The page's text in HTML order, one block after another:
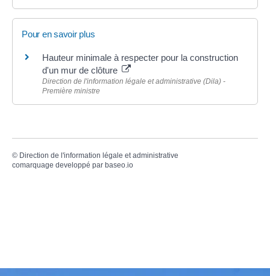
Pour en savoir plus
Hauteur minimale à respecter pour la construction
d'un mur de clôture
Direction de l'information légale et administrative (Dila) -
Première ministre
© Direction de l'information légale et administrative
comarquage developpé par baseo.io